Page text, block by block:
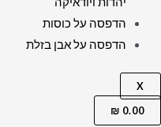
הדפסה על כוסות
הדפסה על אבן בזלת
X
0.00
₪